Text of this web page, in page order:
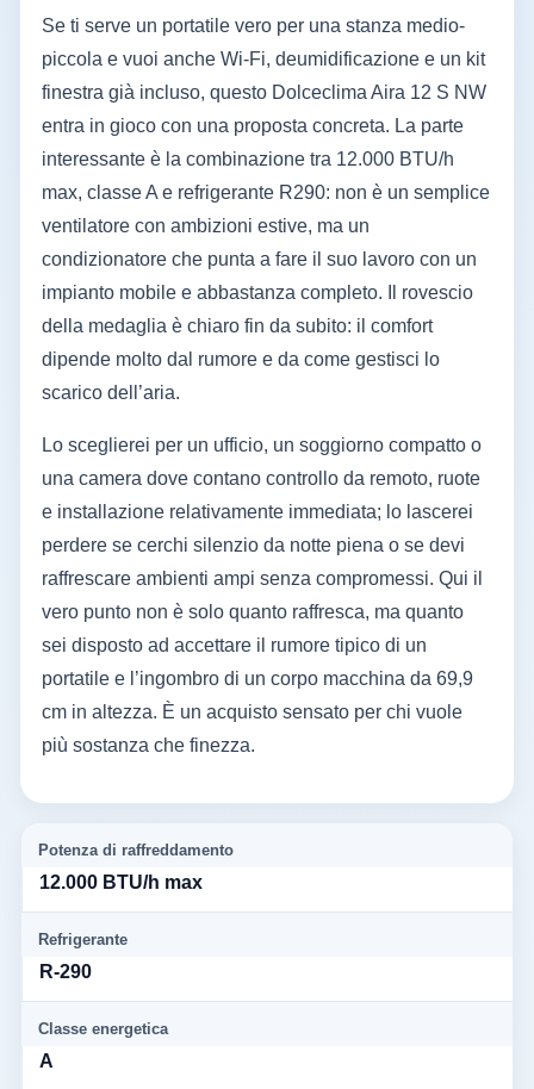
Se ti serve un portatile vero per una stanza medio-
piccola e vuoi anche Wi‑Fi, deumidificazione e un kit
finestra già incluso, questo Dolceclima Aira 12 S NW
entra in gioco con una proposta concreta. La parte
interessante è la combinazione tra 12.000 BTU/h
max, classe A e refrigerante R290: non è un semplice
ventilatore con ambizioni estive, ma un
condizionatore che punta a fare il suo lavoro con un
impianto mobile e abbastanza completo. Il rovescio
della medaglia è chiaro fin da subito: il comfort
dipende molto dal rumore e da come gestisci lo
scarico dell’aria.
Lo sceglierei per un ufficio, un soggiorno compatto o
una camera dove contano controllo da remoto, ruote
e installazione relativamente immediata; lo lascerei
perdere se cerchi silenzio da notte piena o se devi
raffrescare ambienti ampi senza compromessi. Qui il
vero punto non è solo quanto raffresca, ma quanto
sei disposto ad accettare il rumore tipico di un
portatile e l’ingombro di un corpo macchina da 69,9
cm in altezza. È un acquisto sensato per chi vuole
più sostanza che finezza.
Potenza di raffreddamento
12.000 BTU/h max
Refrigerante
R-290
Classe energetica
A